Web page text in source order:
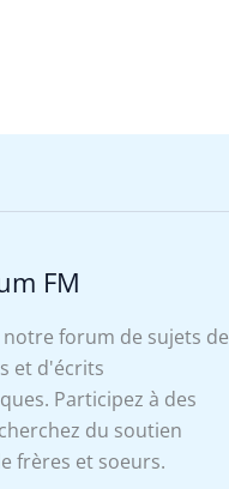
FM
notre forum de sujets de
et d'écrits
Participez à des
du soutien
frères et soeurs.